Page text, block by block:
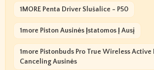
1MORE Penta Driver Slušalice - P50
1more Piston Ausinės Įstatomos Į Ausį
1more Pistonbuds Pro True Wireless Active
Canceling Ausinės